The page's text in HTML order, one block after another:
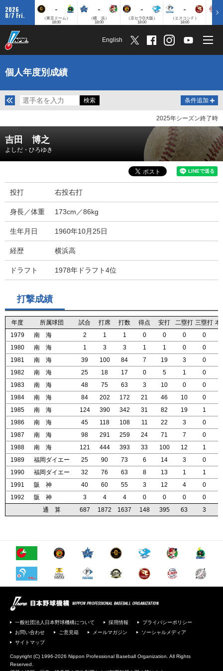
2026
8/7 Fri.
-
（東京ドーム）
18:00
-
（横 浜）
18:00
-
（京セラD大阪）
18:00
-
（エスコンＦ）
18:00
English
個人年度別成績
条件追加
2025年シーズン終了時
吉田 博之
よしだ・ひろゆき
投打 右投右打
身長／体重 173cm／86kg
生年月日 1960年10月25日
経歴 横浜高
ドラフト 1978年ドラフト4位
打撃成績
年度 所属球団 試合 打席 打数 得点 安打 二塁打 三塁打 本
1979
南 海 2 1 1 0 0 0 0
1980
南 海 1 3 3 1 1 0 0
1981
南 海 39 100 84 7 19 3 0
1982
南 海 25 18 17 0 5 1 0
1983
南 海 48 75 63 3 10 0 0
1984
南 海 84 202 172 21 46 10 0
1985
南 海 124 390 342 31 82 19 1
1986
南 海 45 118 108 11 22 3 0
1987
南 海 98 291 259 24 71 7 0
1988
南 海 121 444 393 33 100 12 1
1989
福岡ダイエー 25 90 73 6 14 3 0
1990
福岡ダイエー 32 76 63 8 13 1 1
1991
阪 神 40 60 55 3 12 4 0
1992
阪 神 3 4 4 0 0 0 0
通 算
687 1872 1637 148 395 63 3
年度 所属球団 試合 打席 打数 得点 安打 二塁打 三塁打 本
1979
南 海 2 1 1 0 0 0 0
1980
南 海 1 3 3 1 1 0 0
1981
南 海 39 100 84 7 19 3 0
1982
南 海 25 18 17 0 5 1 0
1983
南 海 48 75 63 3 10 0 0
1984
南 海 84 202 172 21 46 10 0
1985
南 海 124 390 342 31 82 19 1
1986
南 海 45 118 108 11 22 3 0
1987
南 海 98 291 259 24 71 7 0
1988
南 海 121 444 393 33 100 12 1
1989
福岡ダイエー 25 90 73 6 14 3 0
1990
福岡ダイエー 32 76 63 8 13 1 1
1991
阪 神 40 60 55 3 12 4 0
1992
阪 神 3 4 4 0 0 0 0
通 算
687 1872 1637 148 395 63 3
年度 所属球団 試合 打席 打数 得点 安打 二塁打 三塁打 本
1979
南 海 2 1 1 0 0 0 0
1980
南 海 1 3 3 1 1 0 0
1981
南 海 39 100 84 7 19 3 0
1982
南 海 25 18 17 0 5 1 0
1983
南 海 48 75 63 3 10 0 0
1984
南 海 84 202 172 21 46 10 0
1985
南 海 124 390 342 31 82 19 1
1986
南 海 45 118 108 11 22 3 0
1987
南 海 98 291 259 24 71 7 0
1988
南 海 121 444 393 33 100 12 1
1989
福岡ダイエー 25 90 73 6 14 3 0
1990
福岡ダイエー 32 76 63 8 13 1 1
1991
阪 神 40 60 55 3 12 4 0
1992
阪 神 3 4 4 0 0 0 0
通 算
687 1872 1637 148 395 63 3
年度 所属球団 試合 打席 打数 得点 安打 二塁打 三塁打 本
1979
南 海 2 1 1 0 0 0 0
1980
南 海 1 3 3 1 1 0 0
1981
南 海 39 100 84 7 19 3 0
1982
南 海 25 18 17 0 5 1 0
1983
南 海 48 75 63 3 10 0 0
1984
南 海 84 202 172 21 46 10 0
1985
南 海 124 390 342 31 82 19 1
1986
南 海 45 118 108 11 22 3 0
1987
南 海 98 291 259 24 71 7 0
1988
南 海 121 444 393 33 100 12 1
1989
福岡ダイエー 25 90 73 6 14 3 0
1990
福岡ダイエー 32 76 63 8 13 1 1
1991
阪 神 40 60 55 3 12 4 0
1992
阪 神 3 4 4 0 0 0 0
通 算
687 1872 1637 148 395 63 3
一般社団法人日本野球機構について 採用情報
プライバシーポリシー
お問い合わせ
ご意見箱 メールマガジン
ソーシャルメディア
サイトマップ
Copyright (C) 1996-2026 Nippon Professional Baseball Organization. All Rights
Reserved.